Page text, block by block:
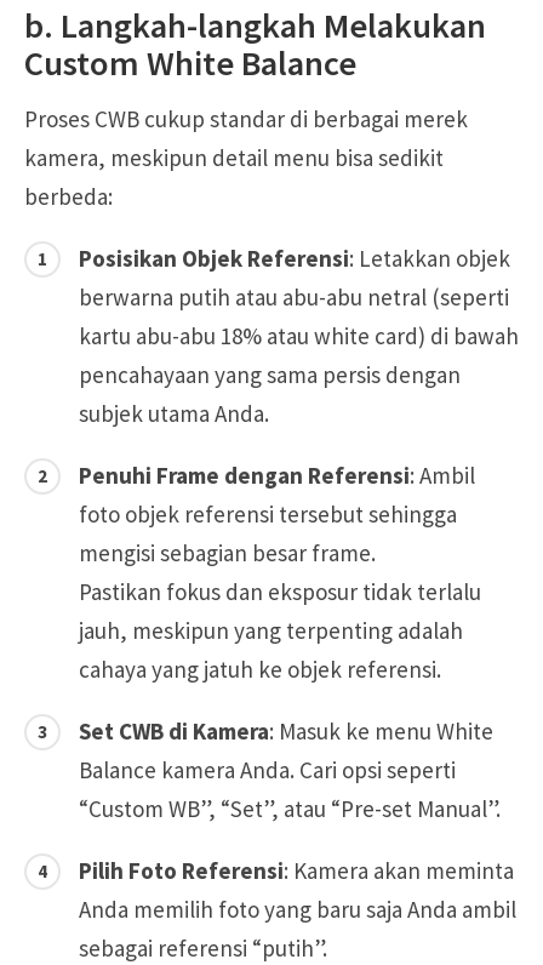
b. Langkah-langkah Melakukan
Custom White Balance
Proses CWB cukup standar di berbagai merek
kamera, meskipun detail menu bisa sedikit
berbeda:
Posisikan Objek Referensi: Letakkan objek
berwarna putih atau abu-abu netral (seperti
kartu abu-abu 18% atau white card) di bawah
pencahayaan yang sama persis dengan
subjek utama Anda.
Penuhi Frame dengan Referensi: Ambil
foto objek referensi tersebut sehingga
mengisi sebagian besar frame.
Pastikan fokus dan eksposur tidak terlalu
jauh, meskipun yang terpenting adalah
cahaya yang jatuh ke objek referensi.
Set CWB di Kamera: Masuk ke menu White
Balance kamera Anda. Cari opsi seperti
“Custom WB”, “Set”, atau “Pre-set Manual”.
Pilih Foto Referensi: Kamera akan meminta
Anda memilih foto yang baru saja Anda ambil
sebagai referensi “putih”.